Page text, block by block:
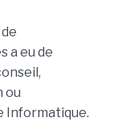
a eu de
ou
Informatique.